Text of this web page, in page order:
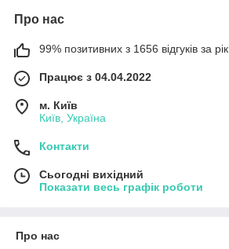
Про нас
99% позитивних з 1656 відгуків за рік
Працює з 04.04.2022
м. Київ
Київ, Україна
Контакти
Сьогодні вихідний
Показати весь графік роботи
Про нас